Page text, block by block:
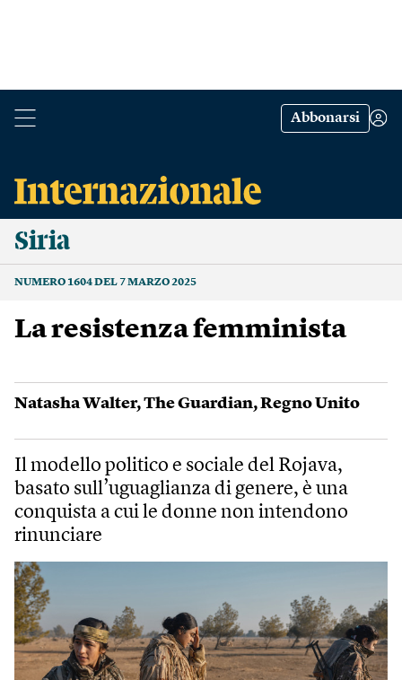
Abbonarsi
Siria
NUMERO 1604 DEL 7 MARZO 2025
La resistenza femminista
Natasha Walter,The Guardian,Regno Unito
Il modello politico e sociale del Rojava,
basato sull’uguaglianza di genere, è una
conquista a cui le donne non intendono
rinunciare